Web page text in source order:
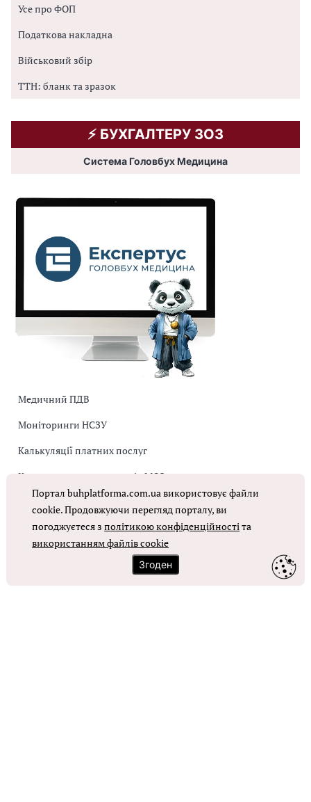
Усе про ФОП
Податкова накладна
Військовий збір
ТТН: бланк та зразок
⚡️ БУХГАЛТЕРУ ЗОЗ
Система Головбух Медицина
Медичний ПДВ
Моніторинги НСЗУ
Калькуляції платних послуг
Коригувальна накладна від МОЗ
Оплата праці в КНП
ОТРИМАТИ ДОСТУП
Портал buhplatforma.com.ua використовує файли
cookie. Продовжуючи перегляд порталу, ви
погоджуєтеся зполітикою конфіденційностіта
використанням файлів cookie
Згоден